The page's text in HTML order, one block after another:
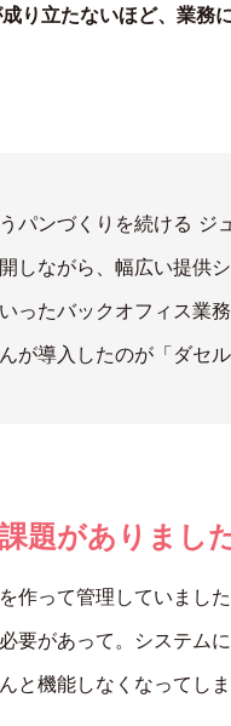
り立たないほど、業務
パンづくりを続ける ジ
しながら、幅広い提供
ったバックオフィス業
導入したのが「ダセル
題がありまし
作って管理していまし
要があって。システム
機能しなくなってしま